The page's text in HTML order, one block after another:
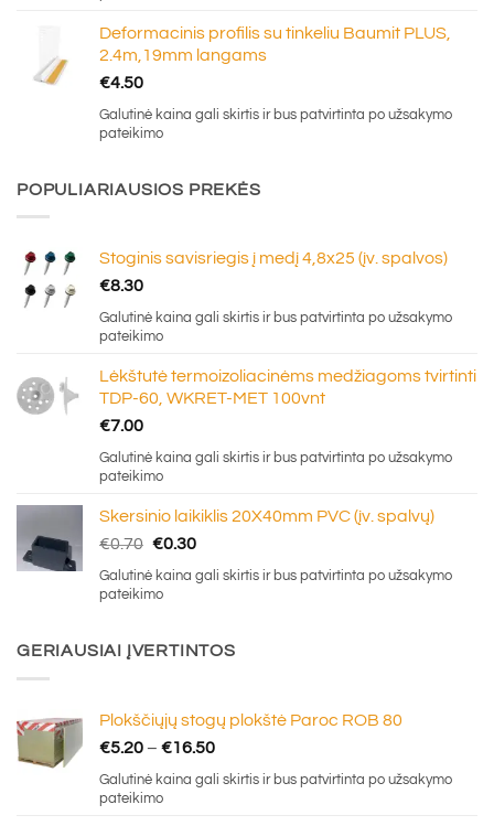
Deformacinis profilis su tinkeliu Baumit PLUS,
2.4m,19mm langams
€4.50
Galutinė kaina gali skirtis ir bus patvirtinta po užsakymo
pateikimo
POPULIARIAUSIOS PREKĖS
Stoginis savisriegis į medį 4,8x25 (įv. spalvos)
€8.30
Galutinė kaina gali skirtis ir bus patvirtinta po užsakymo
pateikimo
Lėkštutė termoizoliacinėms medžiagoms tvirtinti
TDP-60, WKRET-MET 100vnt
€7.00
Galutinė kaina gali skirtis ir bus patvirtinta po užsakymo
pateikimo
Skersinio laikiklis 20X40mm PVC (įv. spalvų)
€0.70 Original
price
was:
€0.30Current
price
is:
Galutinė kaina gali skirtis ir bus patvirtinta po užsakymo
pateikimo
GERIAUSIAI ĮVERTINTOS
Plokščiųjų stogų plokštė Paroc ROB 80
€5.20 – €16.50Price
range:
Galutinė kaina gali skirtis ir bus patvirtinta po užsakymo
pateikimo